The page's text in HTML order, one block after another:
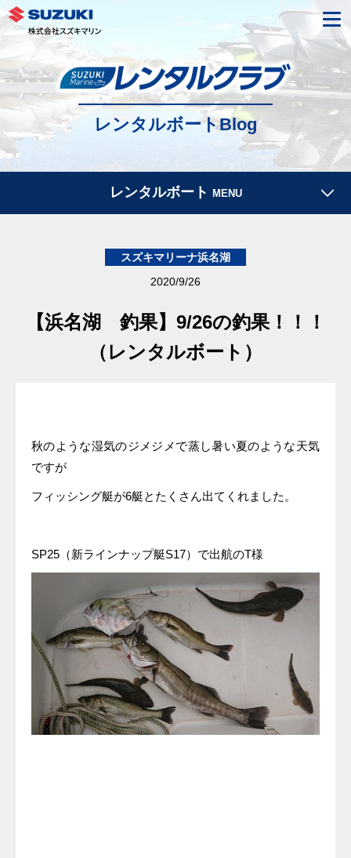
レンタルボートBlog
レンタルボート MENU
スズキマリーナ浜名湖
2020/9/26
【浜名湖 釣果】9/26の釣果！！！
（レンタルボート）
秋のような湿気のジメジメで蒸し暑い夏のような天気
ですが
フィッシング艇が6艇とたくさん出てくれました。
SP25（新ラインナップ艇S17）で出航のT様